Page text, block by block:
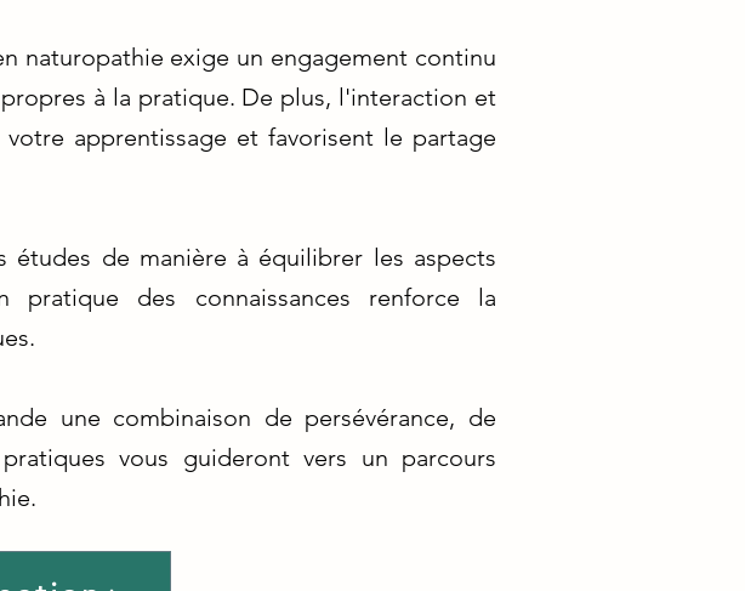
naturopathie exige un engagement continu
à la pratique. De plus, l'interaction et
apprentissage et favorisent le partage
études de manière à équilibrer les aspects
des connaissances renforce la
une combinaison de persévérance, de
vous guideront vers un parcours